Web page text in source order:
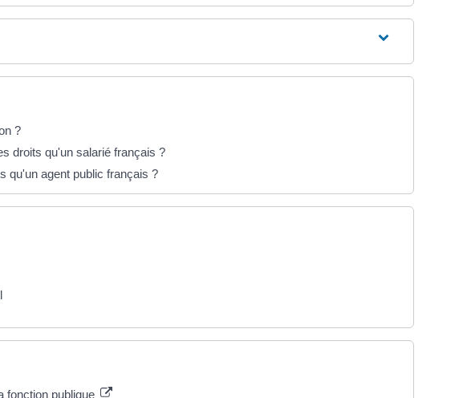
?
droits qu'un salarié français ?
qu'un agent public français ?
fonction publique